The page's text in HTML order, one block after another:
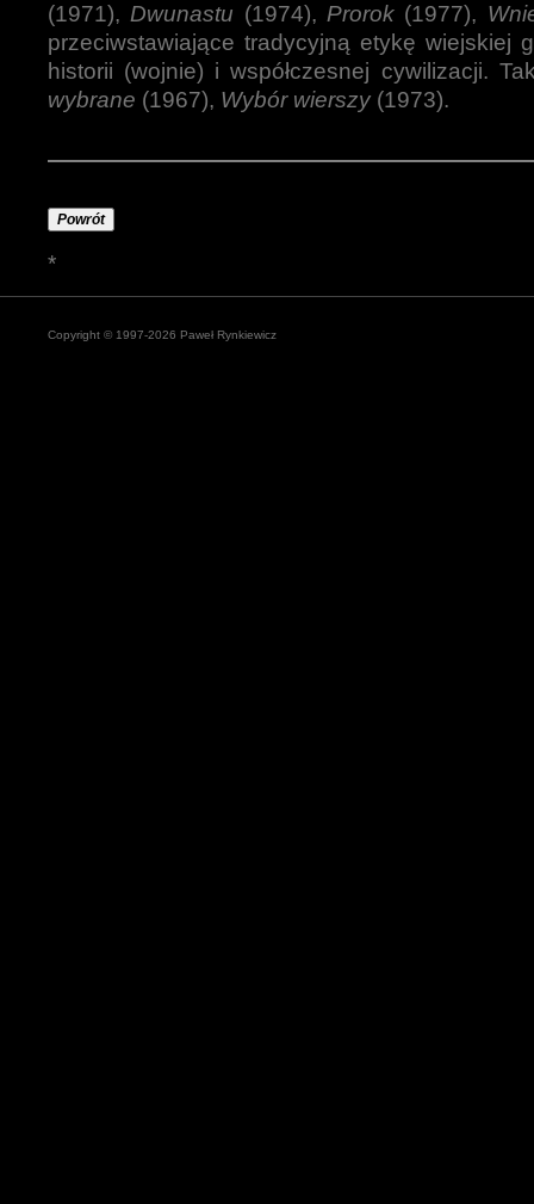
(1971), Dwunastu (1974), Prorok (1977),
przeciwstawiające tradycyjną etykę wiejskiej
historii (wojnie) i współczesnej cywilizacji.
wybrane (1967), Wybór wierszy (1973).
Powrót
*
Copyright © 1997-2026 Paweł Rynkiewicz